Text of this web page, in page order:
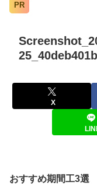
PR
X
おすすめ期間工3選